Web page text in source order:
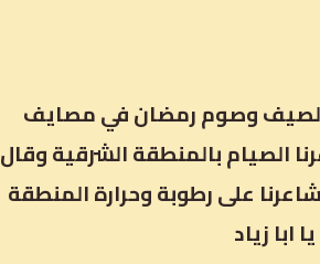
الصيف وصوم رمضان في مصايف
الصيام بالمنطقة الشرقية وقال
على رطوبة وحرارة المنطقة
زياد